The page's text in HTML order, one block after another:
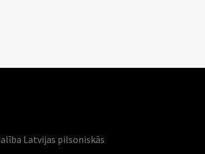
Latvijas pilsoniskās